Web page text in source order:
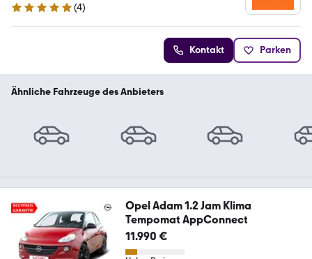
5 Sterne
(4)
Kontakt Parken
Ähnliche Fahrzeuge des Anbieters
Opel Adam 1.2 Jam Klima
Tempomat AppConnect
11.990 €